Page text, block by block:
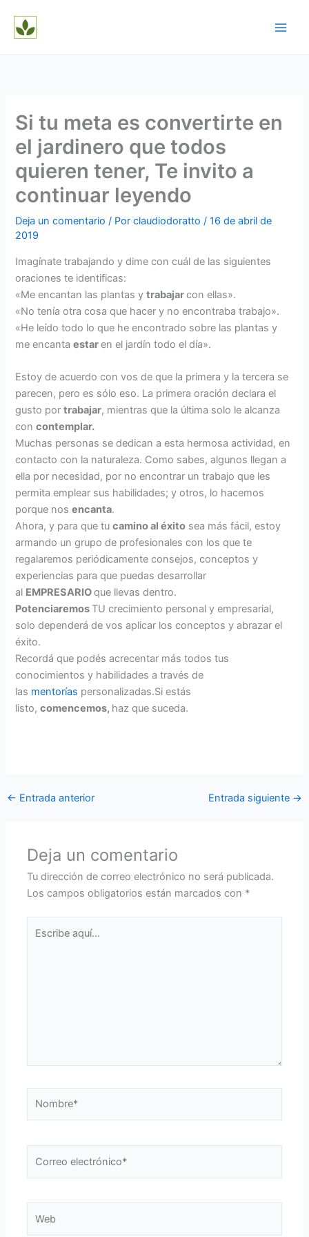
contenido
Si tu meta es convertirte en
el jardinero que todos
quieren tener, Te invito a
continuar leyendo
Deja un comentario / Porclaudiodoratto/16 de abril de
2019
Imagínate trabajando y dime con cuál de las siguientes
oraciones te identificas:
«Me encantan las plantas ytrabajarcon ellas».
«No tenía otra cosa que hacer y no encontraba trabajo».
«He leído todo lo que he encontrado sobre las plantas y
me encantaestaren el jardín todo el día».
Estoy de acuerdo con vos de que la primera y la tercera se
parecen, pero es sólo eso. La primera oración declara el
gusto portrabajar, mientras que la última solo le alcanza
concontemplar.
Muchas personas se dedican a esta hermosa actividad, en
contacto con la naturaleza. Como sabes, algunos llegan a
ella por necesidad, por no encontrar un trabajo que les
permita emplear sus habilidades; y otros, lo hacemos
porque nosencanta.
Ahora, y para que tucamino al éxito sea más fácil, estoy
armando un grupo de profesionales con los que te
regalaremos periódicamente consejos, conceptos y
experiencias para que puedas desarrollar
al EMPRESARIOque llevas dentro.
Potenciaremos TU crecimiento personal y empresarial,
solo dependerá de vos aplicar los conceptos y abrazar el
éxito.
Recordá que podés acrecentar más todos tus
conocimientos y habilidades a través de
las mentorías personalizadas.Si estás
listo,comencemos, haz que suceda.
← Entrada anterior Entrada siguiente →
Deja un comentario
Tu dirección de correo electrónico no será publicada.
Los campos obligatorios están marcados con *
aquí...
electrónico*